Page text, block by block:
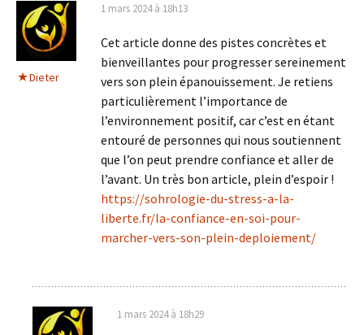
Dieter
1 mars 2024 à 18h13
Cet article donne des pistes concrètes et
bienveillantes pour progresser sereinement
vers son plein épanouissement. Je retiens
particulièrement l’importance de
l’environnement positif, car c’est en étant
entouré de personnes qui nous soutiennent
que l’on peut prendre confiance et aller de
l’avant. Un très bon article, plein d’espoir !
https://sohrologie-du-stress-a-la-
liberte.fr/la-confiance-en-soi-pour-
marcher-vers-son-plein-deploiement/
1 mars 2024 à 18h29